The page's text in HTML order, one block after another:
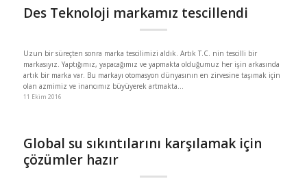
Des Teknoloji markamız tescillendi
Uzun bir süreçten sonra marka tescilimizi aldık. Artık T.C. nin tescilli bir
markasıyız. Yaptığımız, yapacağımız ve yapmakta olduğumuz her işin arkasında
artık bir marka var. Bu markayı otomasyon dünyasının en zirvesine taşımak için
olan azmimiz ve inancımız büyüyerek artmakta…
11 Ekim 2016
Global su sıkıntılarını karşılamak için
çözümler hazır